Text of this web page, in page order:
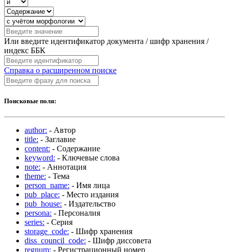
Или введите идентификатор документа / шифр хранения /
индекс ББК
Справка о расширенном поиске
Поисковые поля:
author: - Автор
title: - Заглавие
content: - Содержание
keyword: - Ключевые слова
note: - Аннотация
theme: - Тема
person_name: - Имя лица
pub_place: - Место издания
pub_house: - Издательство
persona: - Персоналия
series: - Серия
storage_code: - Шифр хранения
diss_council_code: - Шифр диссовета
regnum: - Регистрационный номер